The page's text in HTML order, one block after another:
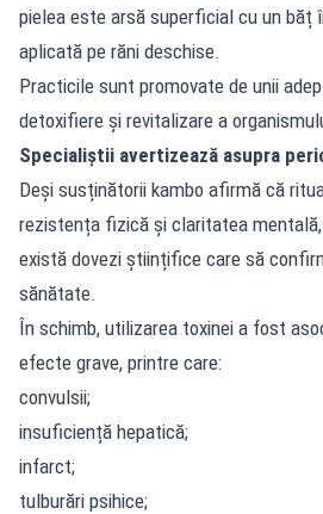
pielea este arsă superficial cu un băț
aplicată pe răni deschise.
Practicile sunt promovate de unii
detoxifiere și revitalizare a
Specialiștii avertizează asupra
Deși susținătorii kambo afirmă că
rezistența fizică și claritatea
există dovezi științifice care să
sănătate.
În schimb, utilizarea toxinei a fost
efecte grave, printre care:
convulsii;
insuficiență hepatică;
infarct;
tulburări psihice;